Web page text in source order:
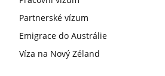
Partnerské vízum
Emigrace do Austrálie
Víza na Nový Zéland